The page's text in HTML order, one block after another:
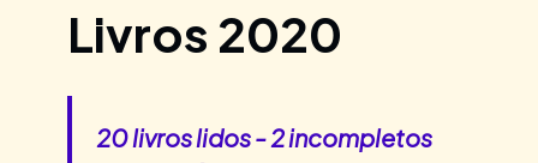
Livros 2020
20 livros lidos - 2 incompletos